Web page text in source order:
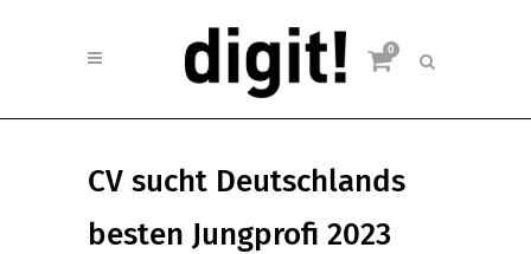
0
CV sucht Deutschlands
besten Jungprofi 2023